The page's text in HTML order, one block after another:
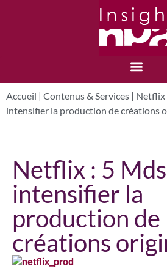
Accueil | Contenus & Services | Netflix
intensifier la production de créations
Netflix : 5
intensifier la
production de
créations